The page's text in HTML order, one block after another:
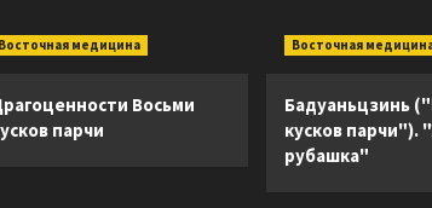
Восточная медицина
Восьми
парчи
Восточная
Бадуаньцзинь
кусков парчи").
рубашка"